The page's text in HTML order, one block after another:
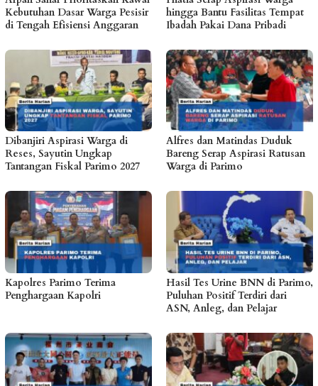
Kebutuhan Dasar Warga Pesisir
di Tengah Efisiensi Anggaran
hingga Bantu Fasilitas Tempat
Ibadah Pakai Dana Pribadi
Dibanjiri Aspirasi Warga di
Reses, Sayutin Ungkap
Tantangan Fiskal Parimo 2027
Alfres dan Matindas Duduk
Bareng Serap Aspirasi Ratusan
Warga di Parimo
Kapolres Parimo Terima
Penghargaan Kapolri
Hasil Tes Urine BNN di Parimo,
Puluhan Positif Terdiri dari
ASN, Anleg, dan Pelajar